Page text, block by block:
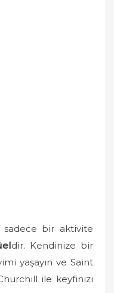
bir aktivite
dir. Kendinize bir
yaşayın ve Saint
ile keyfinizi